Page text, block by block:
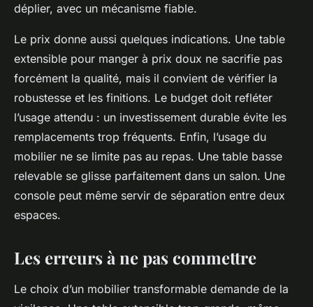
déplier, avec un mécanisme fiable.
Le prix donne aussi quelques indications. Une table
extensible pour manger à prix doux ne sacrifie pas
forcément la qualité, mais il convient de vérifier la
robustesse et les finitions. Le budget doit refléter
l’usage attendu : un investissement durable évite les
remplacements trop fréquents. Enfin, l’usage du
mobilier ne se limite pas au repas. Une table basse
relevable se glisse parfaitement dans un salon. Une
console peut même servir de séparation entre deux
espaces.
Les erreurs à ne pas commettre
Le choix d’un mobilier transformable demande de la